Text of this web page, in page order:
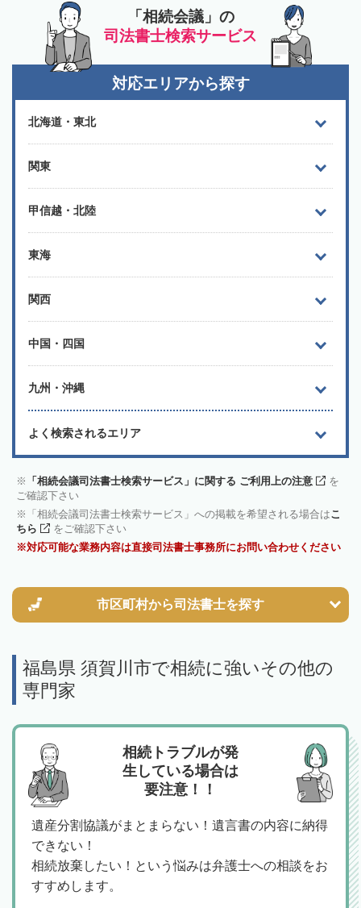
「相続会議」の
司法書士検索サービス
対応エリアから探す
北海道・東北
関東
甲信越・北陸
東海
関西
中国・四国
九州・沖縄
よく検索されるエリア
「相続会議司法書士検索サービス」に関する ご利用上の注意
を
ご確認下さい
「相続会議司法書士検索サービス」への掲載を希望される場合はこ
ちら
をご確認下さい
対応可能な業務内容は直接司法書士事務所にお問い合わせください
市区町村から司法書士を探す
福島県 須賀川市で相続に強いその他の
専門家
相続トラブルが発
生している場合は
要注意！！
遺産分割協議がまとまらない！遺言書の内容に納得
できない！
相続放棄したい！という悩みは弁護士への相談をお
すすめします。